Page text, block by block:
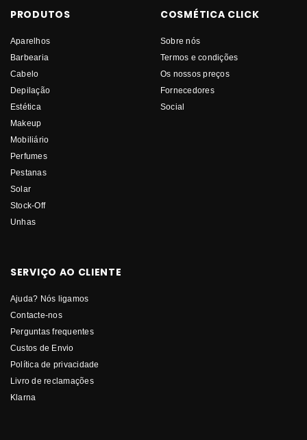
PRODUTOS
Aparelhos
Barbearia
Cabelo
Depilação
Estética
Makeup
Mobiliário
Perfumes
Pestanas
Solar
Stock-Off
Unhas
COSMÉTICA CLICK
Sobre nós
Termos e condições
Os nossos preços
Fornecedores
Social
SERVIÇO AO CLIENTE
Ajuda? Nós ligamos
Contacte-nos
Perguntas frequentes
Custos de Envio
Política de privacidade
Livro de reclamações
Klarna